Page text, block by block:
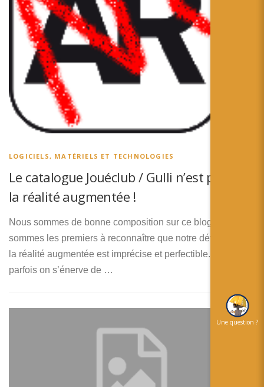
日本語
Español
LOGICIELS, MATÉRIELS ET TECHNOLOGIES
Le catalogue Jouéclub / Gulli n’est pas de
la réalité augmentée !
Nous sommes de bonne composition sur ce blog. Nous
sommes les premiers à reconnaître que notre définition de
la réalité augmentée est imprécise et perfectible. Mais
parfois on s’énerve de …
Une question ?